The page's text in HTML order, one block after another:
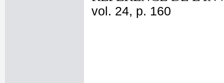
vol. 24, p. 160